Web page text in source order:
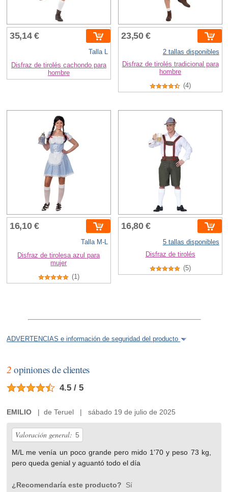
35,14 €
Talla L
Disfraz de tirolés cachondo para
hombre
23,50 €
2 tallas disponibles
Disfraz de tirolés tradicional para
hombre
(4)
16,10 €
Talla M-L
Disfraz de tirolesa azul para
mujer
(1)
16,80 €
5 tallas disponibles
Disfraz de tirolés
(5)
ADVERTENCIAS e información de seguridad del producto
2 opiniones de clientes
4.5 / 5
EMILIO | de Teruel | sábado 19 de julio de 2025
Valoración general: 5
M/L me venía un poco grande pero mido 1'70 y peso 73 kg,
pero queda genial y aguantó todo el día
¿Recomendaría este producto? Sí